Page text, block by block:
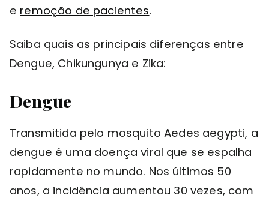
e remoção de pacientes.
Saiba quais as principais diferenças entre
Dengue, Chikungunya e Zika:
Dengue
Transmitida pelo mosquito Aedes aegypti, a
dengue é uma doença viral que se espalha
rapidamente no mundo. Nos últimos 50
anos, a incidência aumentou 30 vezes, com